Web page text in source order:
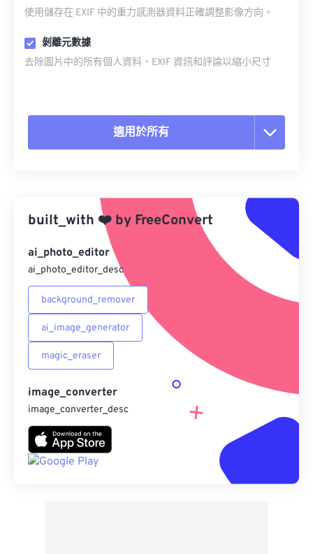
使用儲存在 EXIF 中的重力感測器資料正確調整影像方向。
剝離元數據
去除圖片中的所有個人資料、EXIF 資訊和評論以縮小尺寸
適用於所有
另存為預設
built_with ❤️ by FreeConvert
ai_photo_editor
ai_photo_editor_desc
background_remover
ai_image_generator
magic_eraser
image_converter
image_converter_desc